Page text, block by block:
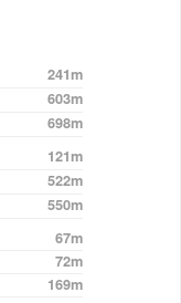
241m
603m
698m
121m
522m
550m
67m
72m
169m